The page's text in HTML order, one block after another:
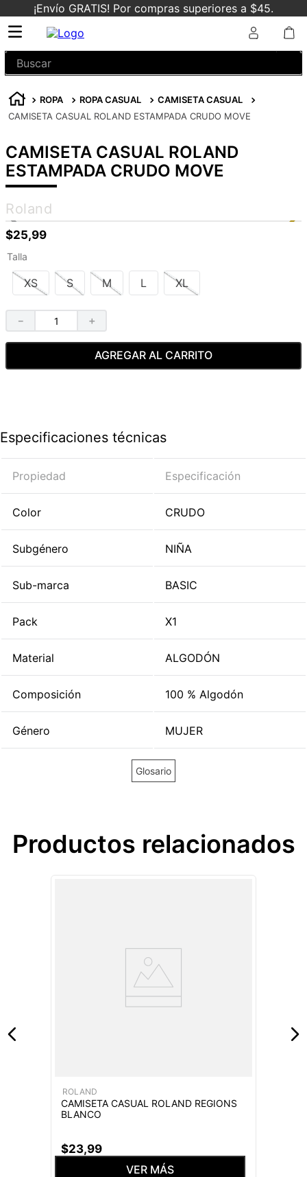
¡Envío GRATIS! Por compras superiores a $45.
Buscar
ROPA ROPA CASUAL
CAMISETA CASUAL
CAMISETA CASUAL ROLAND ESTAMPADA CRUDO MOVE
CAMISETA CASUAL ROLAND
ESTAMPADA CRUDO MOVE
Roland
$25,99
Talla
XS S M L XL
＋
－
AGREGAR AL CARRITO
Especificaciones técnicas
Propiedad Especificación
Color CRUDO
Subgénero NIÑA
Sub-marca BASIC
Pack X1
Material ALGODÓN
Composición 100 % Algodón
Género MUJER
Glosario
Productos relacionados
ROLAND
CAMISETA CASUAL ROLAND REGIONS
BLANCO
$23,99
VER MÁS